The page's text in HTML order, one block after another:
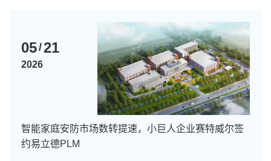
05/21
2026
智能家庭安防市场数转提速，小巨人企业赛特威尔签
约易立德PLM